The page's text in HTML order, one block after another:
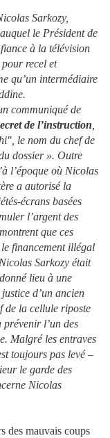
Sarkozy,
le Président de
à la télévision
recel et
qu’un intermédiaire
communiqué de
de l’instruction
le nom du chef de
dossier ». Outre
l’époque où Nicolas
a autorisé la
écrans basées
l’argent des
que ces
financement illégal
Sarkozy était
lieu à une
d’un ancien
de la cellule riposte
l’un des
Malgré les entraves
toujours pas levé –
le garde des
Nicolas
des mauvais coups